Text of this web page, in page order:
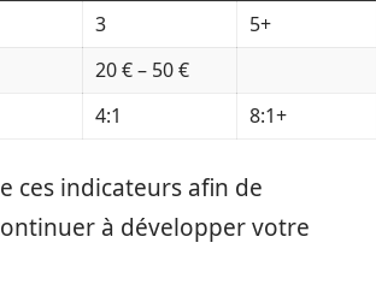
3
5+
20 € – 50 €
4:1 8:1+
ces indicateurs afin de
à développer votre